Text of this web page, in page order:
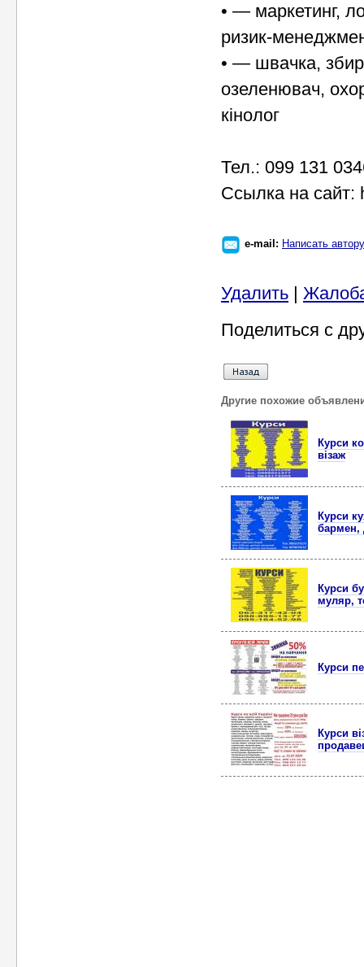
• — маркетинг,
ризик-
• — швачка,
озеленювач,
кінолог
Тел.: 099 131
Ссылка на сайт:
e-mail: Написать автору
Удалить |
Поделиться с
Другие похожие
Курси
візаж
Курси
бармен,
Курси
муляр,
Курси
Курси